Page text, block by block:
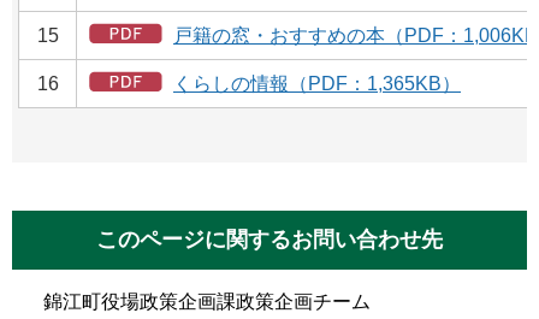
15 戸籍の窓・おすすめの本（PDF：
16 くらしの情報（PDF：1,365KB）
このページに関するお問い合わせ先
錦江町役場政策企画課政策企画チーム